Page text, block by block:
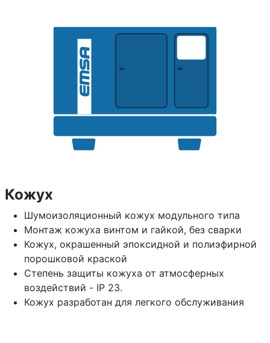
Кожух
Шумоизоляционный кожух модульного типа
Монтаж кожуха винтом и гайкой, без сварки
Кожух, окрашенный эпоксидной и полиэфирной
порошковой краской
Степень защиты кожуха от атмосферных
воздействий - IP 23.
Кожух разработан для легкого обслуживания